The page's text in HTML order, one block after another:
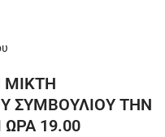
ΜΙΚΤΗ
ΣΥΜΒΟΥΛΙΟΥ ΤΗΝ
ΩΡΑ 19.00